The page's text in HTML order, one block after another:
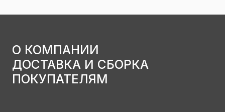
О КОМПАНИИ
ДОСТАВКА И СБОРКА
ПОКУПАТЕЛЯМ